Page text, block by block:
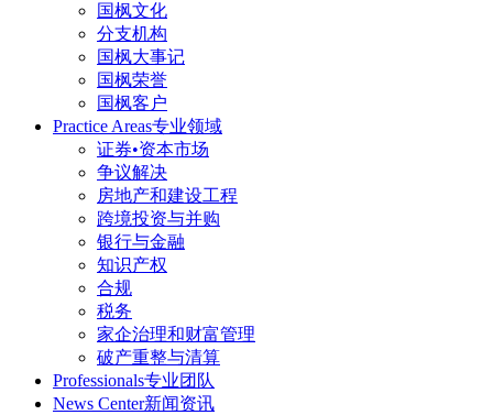
国枫文化
分支机构
国枫大事记
国枫荣誉
国枫客户
Practice Areas专业领域
证券•资本市场
争议解决
房地产和建设工程
跨境投资与并购
银行与金融
知识产权
合规
税务
家企治理和财富管理
破产重整与清算
Professionals专业团队
News Center新闻资讯